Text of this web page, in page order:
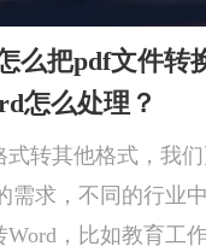
么把pdf文件转
怎么处理？
式转其他格式，我
需求，不同的行业
Word，比如教育工